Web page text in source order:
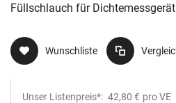
Füllschlauch für
Wunschliste
Unser Listenpreis*: 42,80 € pro VE